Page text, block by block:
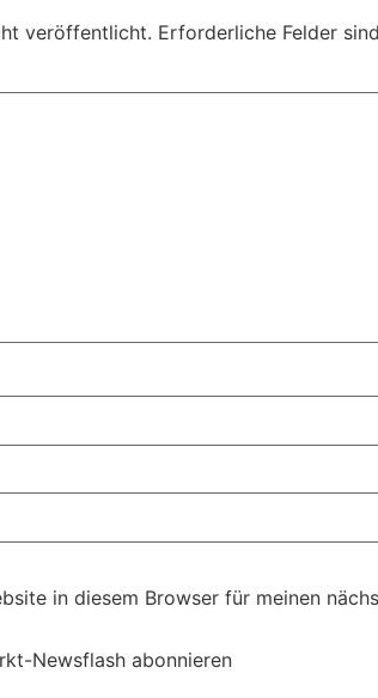
veröffentlicht. Erforderliche Felder
in diesem Browser für meinen
Newsflash abonnieren